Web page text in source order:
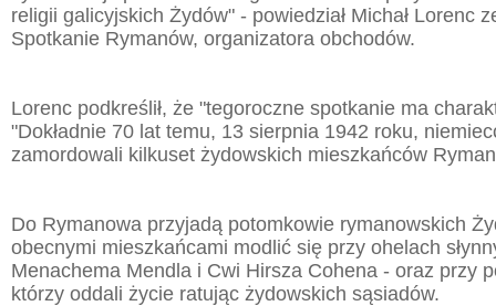
religii galicyjskich Żydów" - powiedział Michał Lorenc
Spotkanie Rymanów, organizatora obchodów.
Lorenc podkreślił, że "tegoroczne spotkanie ma
"Dokładnie 70 lat temu, 13 sierpnia 1942 roku,
zamordowali kilkuset żydowskich mieszkańców
Do Rymanowa przyjadą potomkowie rymanowskich
obecnymi mieszkańcami modlić się przy ohelach
Menachema Mendla i Cwi Hirsza Cohena - oraz przy
którzy oddali życie ratując żydowskich sąsiadów.